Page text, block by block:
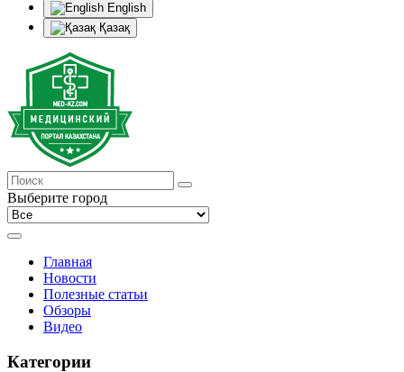
English
Қазақ
Выберите город
Главная
Новости
Полезные статьи
Обзоры
Видео
Категории